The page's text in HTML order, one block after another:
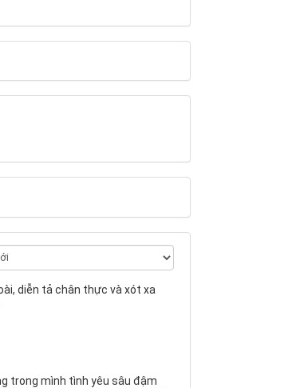
diễn tả chân thực và xót xa
trong mình tình yêu sâu đậm